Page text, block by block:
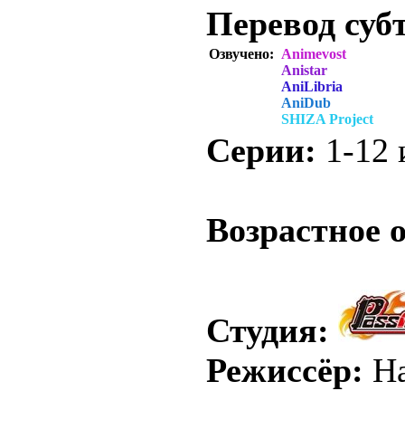
Перевод
Озвучено: Animevost
Anistar
AniLibria
AniDub
SHIZA Project
Серии: 1-12
Возрастное
Студия:
Режиссёр: